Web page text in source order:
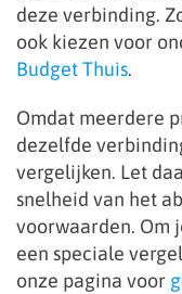
deze verbinding.
ook kiezen voor
Budget Thuis.
Omdat meerdere
dezelfde
vergelijken. Let
snelheid van het
voorwaarden. Om
een speciale
onze pagina voor